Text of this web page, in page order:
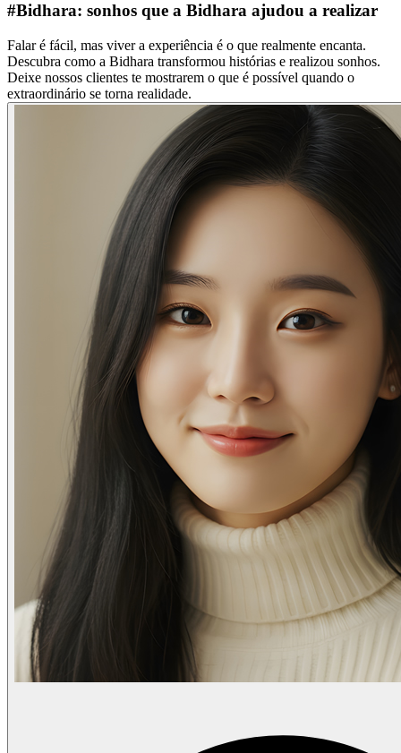
#Bidhara: sonhos que a Bidhara ajudou a realizar
Falar é fácil, mas viver a experiência é o que realmente encanta.
Descubra como a Bidhara transformou histórias e realizou sonhos.
Deixe nossos clientes te mostrarem o que é possível quando o
extraordinário se torna realidade.